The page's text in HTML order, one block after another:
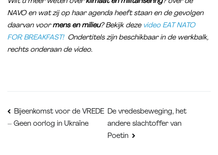
NAVO en wat zij op haar agenda heeft staan en de gevolgen
daarvan voormens en milieu? Bekijk deze video EAT NATO
FOR BREAKFAST!Ondertitels zijn beschikbaar in de werkbalk,
rechts onderaan de video.
Bericht
navigatie
Bijeenkomst voor de VREDE
– Geen oorlog in Ukraïne
De vredesbeweging, het
andere slachtoffer van
Poetin